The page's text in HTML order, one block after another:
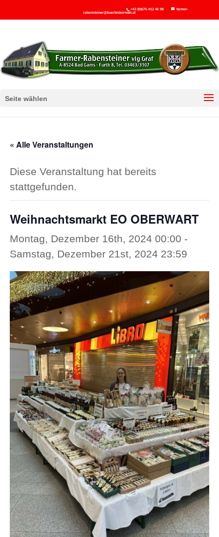
+43 (0)676 412 46 98
farmer-
rabensteiner@kuerbiskernoel.at
Seite wählen
« Alle Veranstaltungen
Diese Veranstaltung hat bereits
stattgefunden.
Weihnachtsmarkt EO OBERWART
Montag, Dezember 16th, 2024 00:00 -
Samstag, Dezember 21st, 2024 23:59